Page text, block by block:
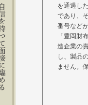
を通過し
であり、
番号など
「豊岡財
造企業の
し、製品
ません。